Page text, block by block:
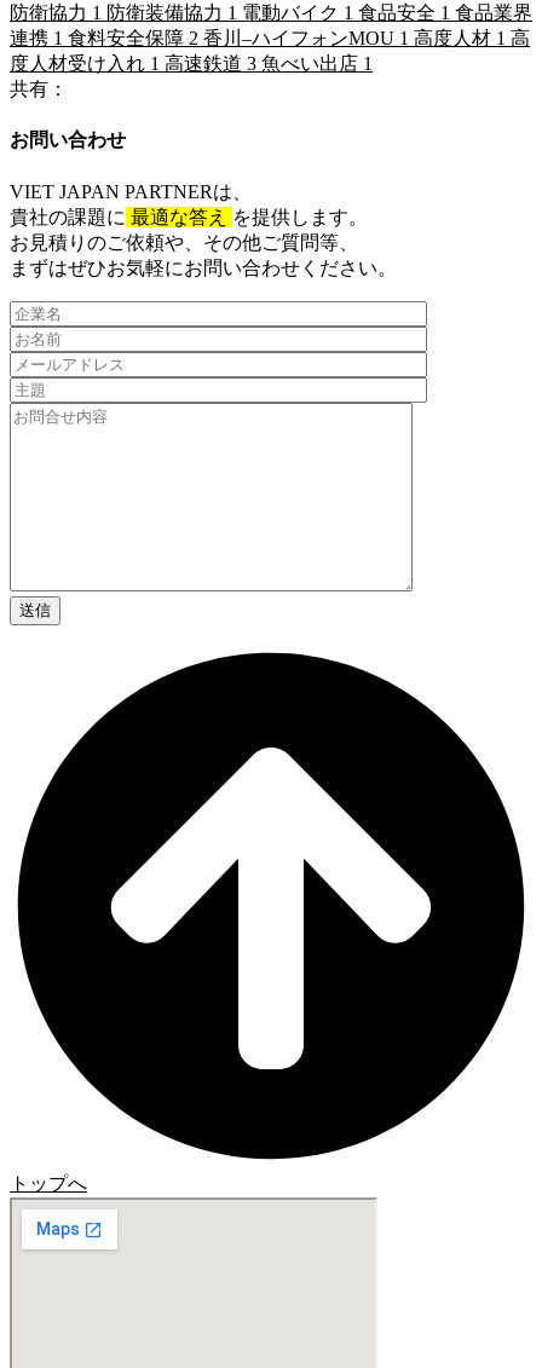
防衛協力 1 防衛装備協力 1 電動バイク 1 食品安全 1 食品業界
連携 1 食料安全保障 2 香川–ハイフォンMOU 1 高度人材 1 高
度人材受け入れ 1 高速鉄道 3 魚べい出店 1
共有：
お問い合わせ​
VIET JAPAN PARTNERは、
貴社の課題に 最適な答え
を提供します。
お見積りのご依頼や、その他ご質問等、​
まずはぜひお気軽にお問い合わせください。​
トップへ